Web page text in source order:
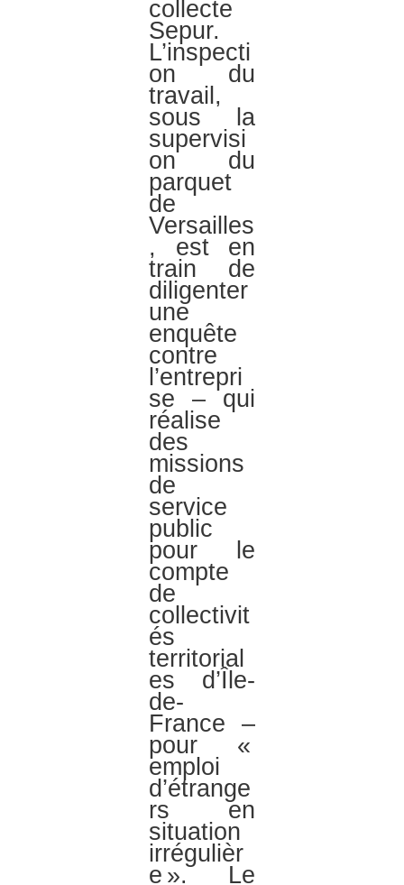
collecte
Sepur.
L’inspecti
on du
travail,
sous la
supervisi
on du
parquet
de
Versailles
, est en
train de
diligenter
une
enquête
contre
l’entrepri
se – qui
réalise
des
missions
de
service
public
pour le
compte
de
collectivit
és
territorial
es d’Île-
de-
France –
pour «
emploi
d’étrange
rs en
situation
irrégulièr
e ». Le